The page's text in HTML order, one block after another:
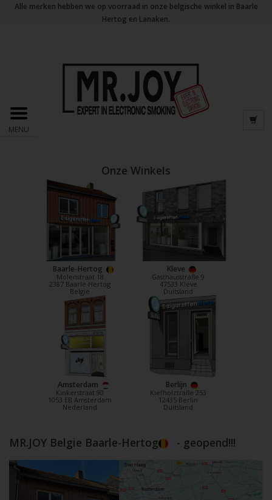
Alle merken hebben we op voorraad in onze belgische winkel in Baarle
Hertog en Lanaken.
MENU
Onze Winkels
Baarle-Hertog
Molenstraat 18
2387 Baarle-Hertog
België
Kleve
Gasthausstraße 9
47533 Kleve
Duitsland
Amsterdam
Kinkerstraat 90
1053 EB Amsterdam
Nederland
Berlijn
Kiefholztraße 253
12435 Berlin
Duitsland
MR.JOY Belgie Baarle-Hertog - geopend!!!